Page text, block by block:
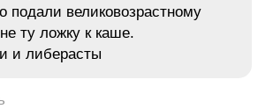
подали великовозрастному
ту ложку к каше.
и либерасты